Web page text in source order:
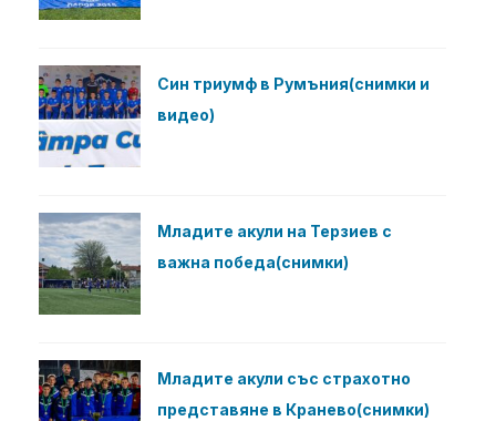
Син триумф в Румъния(снимки и
видео)
Младите акули на Терзиев с
важна победа(снимки)
Младите акули със страхотно
представяне в Кранево(снимки)